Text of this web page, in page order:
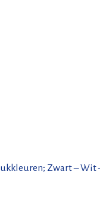
Zwart – Wit